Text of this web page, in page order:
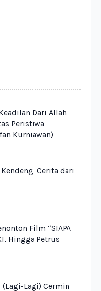
Dari Allah
Peristiwa
Kurniawan)
Cerita dari
Film “SIAPA
Hingga Petrus
(Lagi-Lagi) Cermin